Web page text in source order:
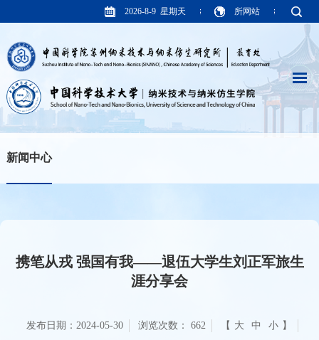
2026-8-9 星期天 所网站
新闻中心
携笔从戎 强国有我——退伍大学生刘正军旅生
涯分享会
发布日期：2024-05-30 浏览次数： 662 【 大 中 小 】